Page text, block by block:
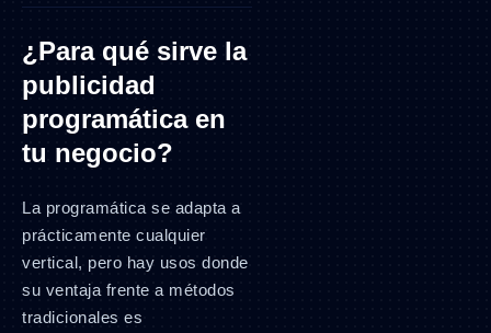
¿Para qué sirve la
publicidad
programática en
tu negocio?
La programática se adapta a
prácticamente cualquier
vertical, pero hay usos donde
su ventaja frente a métodos
tradicionales es